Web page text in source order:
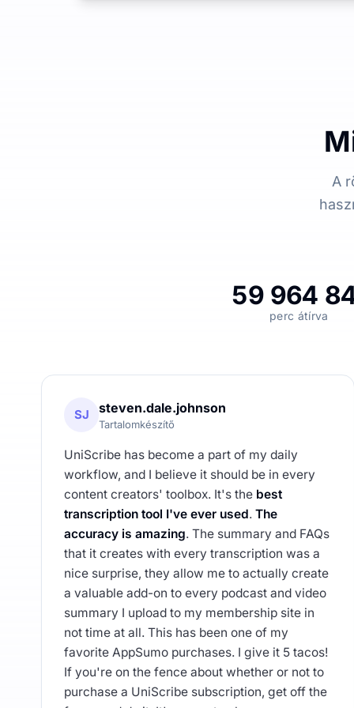
A
59 964
perc átírva
SJ steven.dale.johnson
Tartalomkészítő
UniScribe has become a part of my daily
workflow, and I believe it should be in every
content creators' toolbox. It's the best
transcription tool I've ever used. The
accuracy is amazing. The summary and FAQs
that it creates with every transcription was a
nice surprise, they allow me to actually create
a valuable add-on to every podcast and video
summary I upload to my membership site in
not time at all. This has been one of my
favorite AppSumo purchases. I give it 5 tacos!
If you're on the fence about whether or not to
purchase a UniScribe subscription, get off the